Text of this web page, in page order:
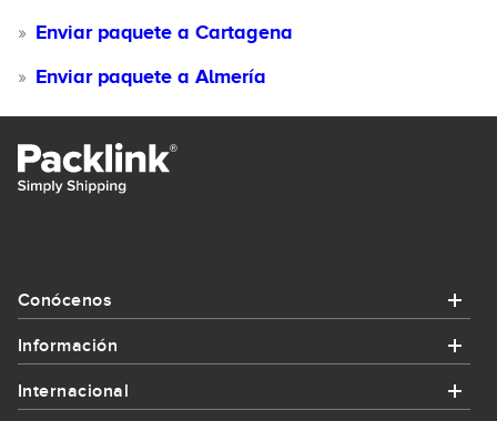
Enviar paquete a Cartagena
Enviar paquete a Almería
Conócenos
Información
Internacional